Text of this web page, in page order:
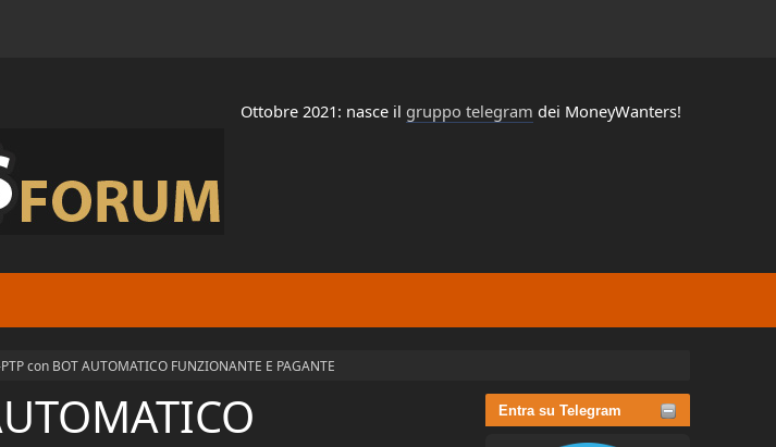
Ottobre 2021: nasce il gruppo telegram dei MoneyWanters!
con BOT AUTOMATICO FUNZIONANTE E PAGANTE
Entra su Telegram